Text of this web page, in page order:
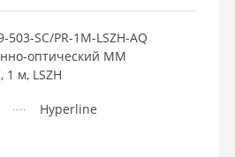
503-SC/PR-1M-LSZH-AQ
оптический MM
1 м, LSZH
Hyperline